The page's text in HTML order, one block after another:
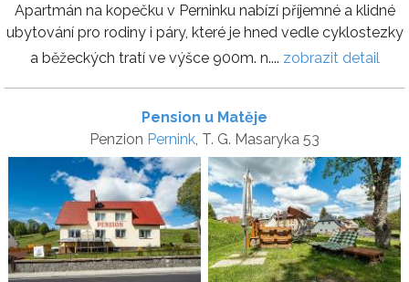
Apartmán na kopečku v Perninku nabízí příjemné a klidné
ubytování pro rodiny i páry, které je hned vedle cyklostezky
a běžeckých tratí ve výšce 900m. n.... zobrazit detail
Pension u Matěje
Penzion Pernink, T. G. Masaryka 53